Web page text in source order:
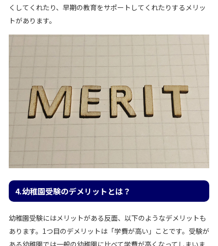
くしてくれたり、早期の教育をサポートしてくれたりするメリッ
トがあります。
4.幼稚園受験のデメリットとは？
幼稚園受験にはメリットがある反面、以下のようなデメリットも
あります。1つ目のデメリットは「学費が高い」ことです。受験が